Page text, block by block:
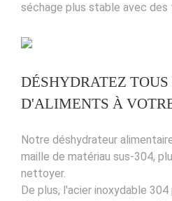
séchage plus stable avec des
DÉSHYDRATEZ TOUS
D'ALIMENTS À
Notre déshydrateur
maille de matériau sus-304,
nettoyer.
De plus, l'acier inoxydable